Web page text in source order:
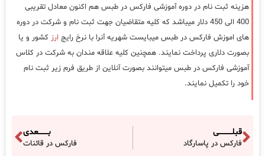
هزینه ثبت نام در دوره آموزشی فارکس در طبس هم اکنون معادل تقریبی
400 الی 450 دلار میباشد که کلیه متقاضیان جهت ثبت نام و شرکت در دوره
های اموزش فارکس در طبس میبایست شهریه آنرا با نرخ رایج ارز کشور و یا
بصورت دلاری پرداخت نمایند. همچنین کلیه علاقه مندان به شرکت در کلاس
آموزشی فارکس در طبس میتوانند بصورت آنلاین از طریق فرم زیر ثبت نام
خود را تکمیل نمایند.
قبلـــــــــــی
فارکس در پاسارگاد
بــــــــعدی
فارکس در قائنات